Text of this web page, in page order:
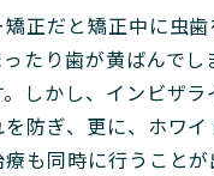
矯正だと矯正中に虫
たり歯が黄ばんでし
しかし、インビザラ
防ぎ、更に、ホワイ
療も同時に行うことが